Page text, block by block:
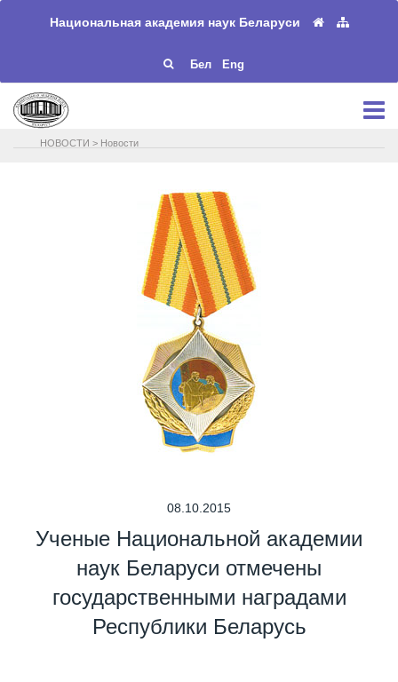
Национальная академия наук Беларуси
Бел Eng
НОВОСТИ > Новости
08.10.2015
Ученые Национальной академии
наук Беларуси отмечены
государственными наградами
Республики Беларусь